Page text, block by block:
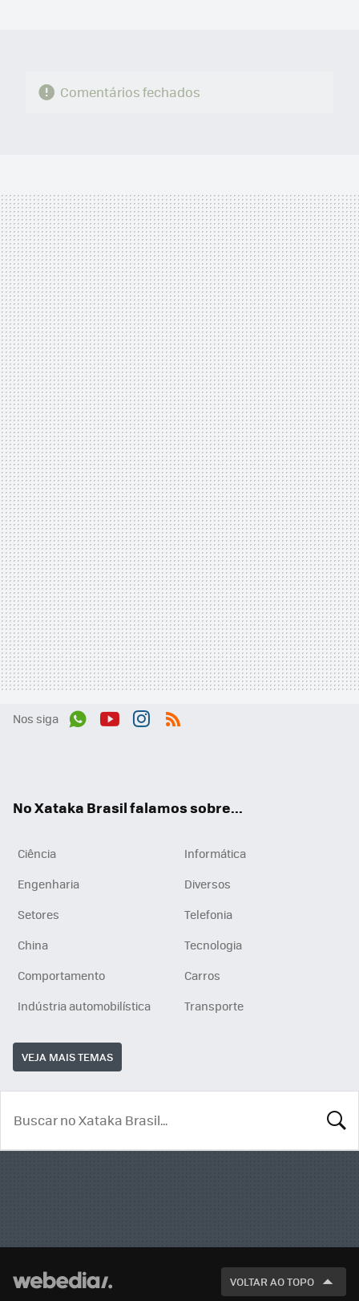
Comentários fechados
Nos siga
No Xataka Brasil falamos sobre...
Ciência
Informática
Engenharia
Diversos
Setores
Telefonia
China
Tecnologia
Comportamento
Carros
Indústria automobilística
Transporte
VEJA MAIS TEMAS
VOLTAR AO TOPO